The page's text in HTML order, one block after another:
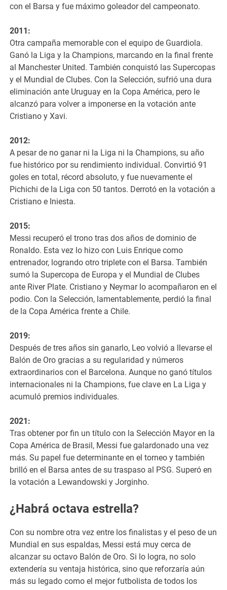
con el Barsa y fue máximo goleador del campeonato.
2011:
Otra campaña memorable con el equipo de Guardiola.
Ganó la Liga y la Champions, marcando en la final frente
al Manchester United. También conquistó las Supercopas
y el Mundial de Clubes. Con la Selección, sufrió una dura
eliminación ante Uruguay en la Copa América, pero le
alcanzó para volver a imponerse en la votación ante
Cristiano y Xavi.
2012:
A pesar de no ganar ni la Liga ni la Champions, su año
fue histórico por su rendimiento individual. Convirtió 91
goles en total, récord absoluto, y fue nuevamente el
Pichichi de la Liga con 50 tantos. Derrotó en la votación a
Cristiano e Iniesta.
2015:
Messi recuperó el trono tras dos años de dominio de
Ronaldo. Esta vez lo hizo con Luis Enrique como
entrenador, logrando otro triplete con el Barsa. También
sumó la Supercopa de Europa y el Mundial de Clubes
ante River Plate. Cristiano y Neymar lo acompañaron en el
podio. Con la Selección, lamentablemente, perdió la final
de la Copa América frente a Chile.
2019:
Después de tres años sin ganarlo, Leo volvió a llevarse el
Balón de Oro gracias a su regularidad y números
extraordinarios con el Barcelona. Aunque no ganó títulos
internacionales ni la Champions, fue clave en La Liga y
acumuló premios individuales.
2021:
Tras obtener por fin un título con la Selección Mayor en la
Copa América de Brasil, Messi fue galardonado una vez
más. Su papel fue determinante en el torneo y también
brilló en el Barsa antes de su traspaso al PSG. Superó en
la votación a Lewandowski y Jorginho.
¿Habrá octava estrella?
Con su nombre otra vez entre los finalistas y el peso de un
Mundial en sus espaldas, Messi está muy cerca de
alcanzar su octavo Balón de Oro. Si lo logra, no solo
extendería su ventaja histórica, sino que reforzaría aún
más su legado como el mejor futbolista de todos los